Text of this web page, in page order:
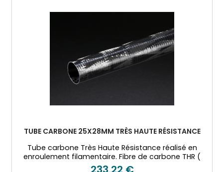
TUBE CARBONE 25X28MM TRÈS HAUTE RÉSISTANCE
Tube carbone Très Haute Résistance réalisé en
enroulement filamentaire. Fibre de carbone THR (
T800) et résine époxy.